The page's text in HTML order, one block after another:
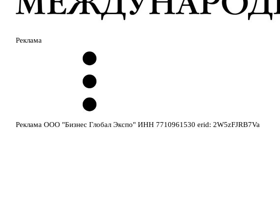
Реклама
Реклама ООО "Бизнес Глобал Экспо" ИНН 7710961530 erid: 2W5zFJRB7Va